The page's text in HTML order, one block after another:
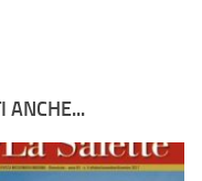
ANCHE...